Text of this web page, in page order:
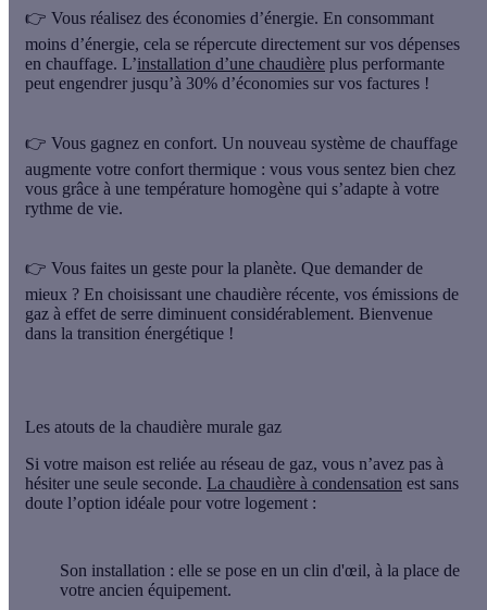
👉 Vous réalisez des économies d’énergie. En consommant
moins d’énergie, cela se répercute directement sur vos dépenses
en chauffage. L’installation d’une chaudière plus performante
peut engendrer jusqu’à 30% d’économies sur vos factures !
👉 Vous gagnez en confort. Un nouveau système de chauffage
augmente votre confort thermique : vous vous sentez bien chez
vous grâce à une température homogène qui s’adapte à votre
rythme de vie.
👉 Vous faites un geste pour la planète. Que demander de
mieux ? En choisissant une chaudière récente, vos émissions de
gaz à effet de serre diminuent considérablement. Bienvenue
dans la transition énergétique !
Les atouts de la chaudière murale gaz
Si votre maison est reliée au réseau de gaz, vous n’avez pas à
hésiter une seule seconde. La chaudière à condensation est sans
doute l’option idéale pour votre logement :
Son installation : elle se pose en un clin d'œil, à la place de
votre ancien équipement.